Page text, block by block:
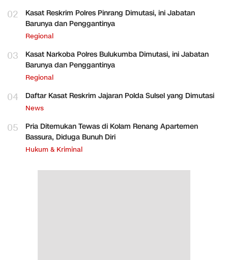
02
Kasat Reskrim Polres Pinrang Dimutasi, ini Jabatan
Barunya dan Penggantinya
Regional
03
Kasat Narkoba Polres Bulukumba Dimutasi, ini Jabatan
Barunya dan Penggantinya
Regional
04 Daftar Kasat Reskrim Jajaran Polda Sulsel yang Dimutasi
News
05
Pria Ditemukan Tewas di Kolam Renang Apartemen
Bassura, Diduga Bunuh Diri
Hukum & Kriminal